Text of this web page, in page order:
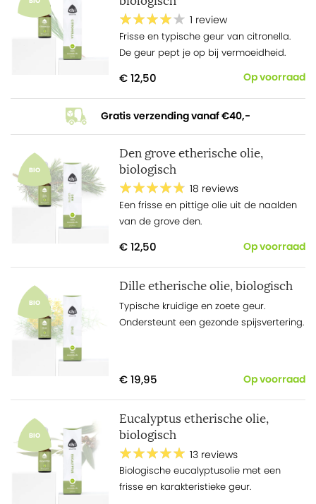
1 review
Frisse en typische geur van citronella.
De geur pept je op bij vermoeidheid.
€ 12,50 Op voorraad
Gratis verzending vanaf €40,-
BIO
Den grove etherische olie,
biologisch
18 reviews
Een frisse en pittige olie uit de naalden
van de grove den.
€ 12,50 Op voorraad
BIO
Dille etherische olie, biologisch
Typische kruidige en zoete geur.
Ondersteunt een gezonde spijsvertering.
€ 19,95 Op voorraad
BIO
Eucalyptus etherische olie,
biologisch
13 reviews
Biologische eucalyptusolie met een
frisse en karakteristieke geur.